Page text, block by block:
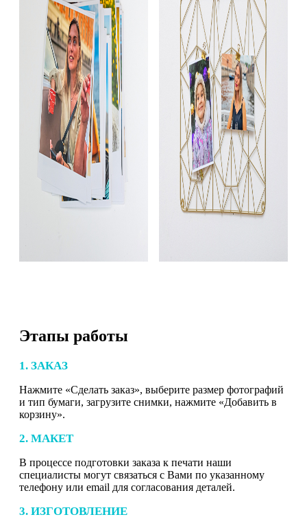
Этапы работы
1. ЗАКАЗ
Нажмите «Сделать заказ», выберите размер фотографий
и тип бумаги, загрузите снимки, нажмите «Добавить в
корзину».
2. МАКЕТ
В процессе подготовки заказа к печати наши
специалисты могут связаться с Вами по указанному
телефону или email для согласования деталей.
3. ИЗГОТОВЛЕНИЕ